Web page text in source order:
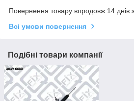
Повернення товару впродовж 14 днів
Всі умови повернення
Подібні товари компанії